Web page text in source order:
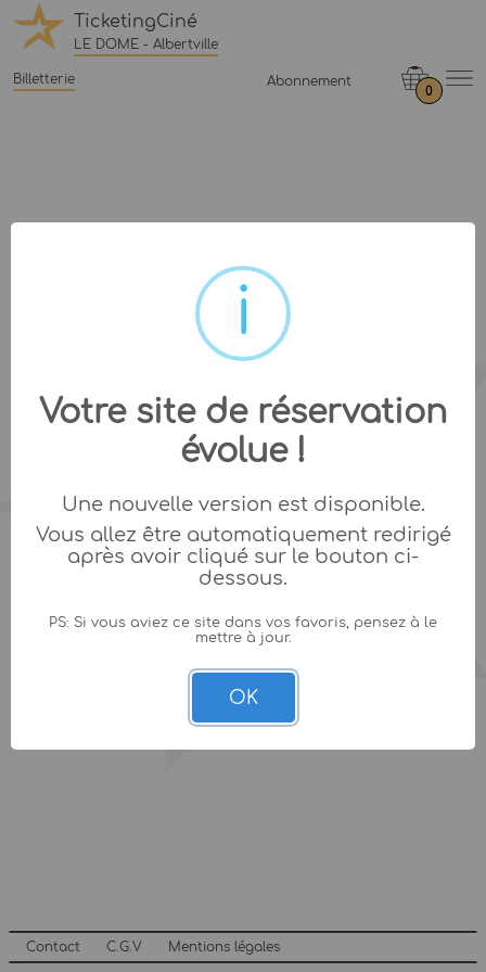
TicketingCiné
LE DOME - Albertville
Billetterie Abonnement
0
Contact C.G.V Mentions légales
Votre site de réservation
évolue !
Une nouvelle version est disponible.
Vous allez être automatiquement redirigé
après avoir cliqué sur le bouton ci-
dessous.
PS: Si vous aviez ce site dans vos favoris, pensez à le
mettre à jour.
OK